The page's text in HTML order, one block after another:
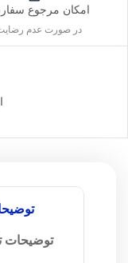
امکان مرجوع
در صورت عدم
توضیحات